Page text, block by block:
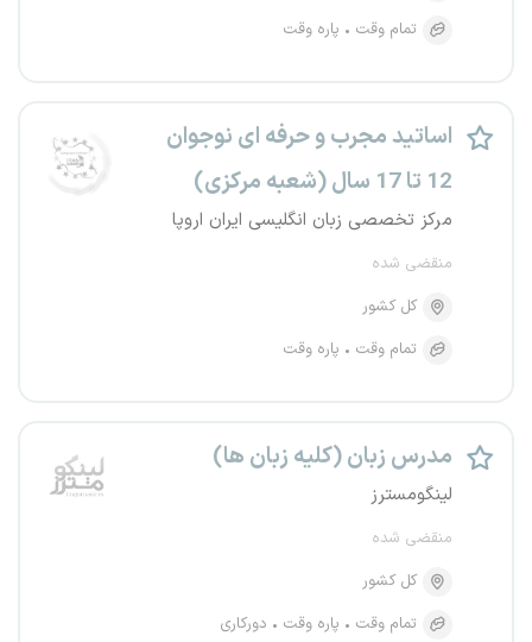
تمام وقت
پاره وقت
اساتید مجرب و حرفه ای نوجوان
12 تا 17 سال (شعبه مرکزی)
مرکز تخصصی زبان انگلیسی ایران اروپا
منقضی شده
کل کشور
تمام وقت
پاره وقت
مدرس زبان (کلیه زبان ها)
لینگومسترز
منقضی شده
کل کشور
تمام وقت
پاره وقت دورکاری